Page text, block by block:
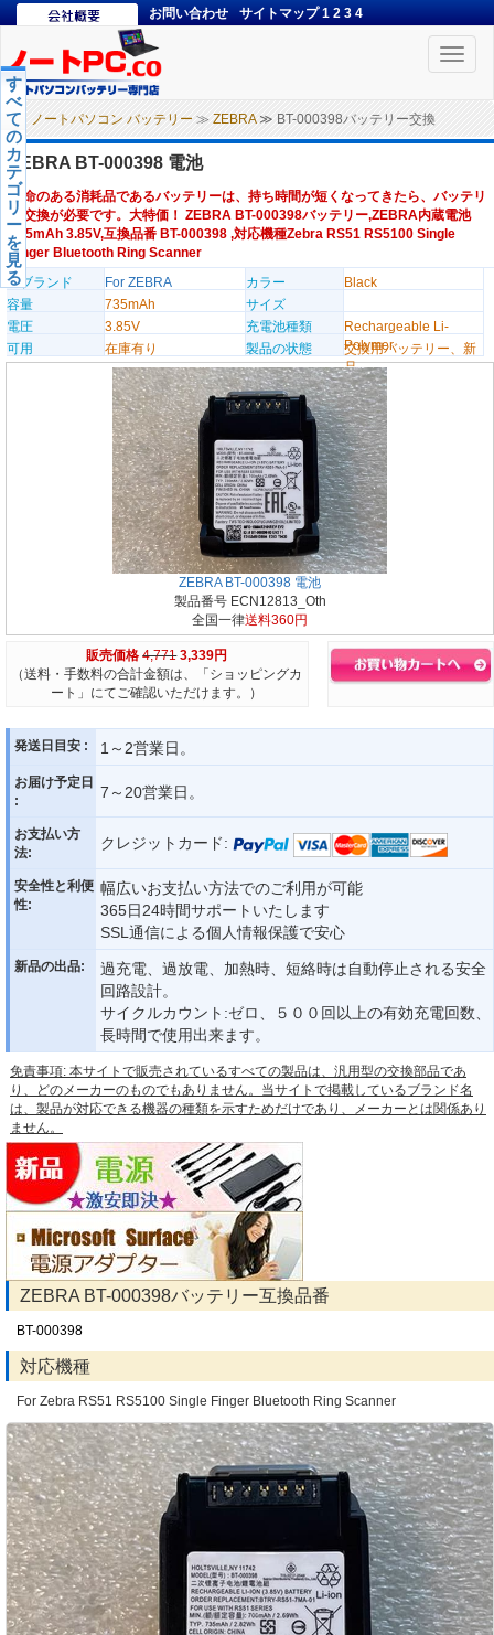
お問い合わせ サイトマップ 1 2 3 4
Toggle
ノートパソコン バッテリー ≫ ZEBRA≫ BT-000398バッテリー交換
す
べ
て
の
カ
テ
ゴ
リ
ー
を
見
る
ZEBRA BT-000398 電池
寿命のある消耗品であるバッテリーは、持ち時間が短くなってきたら、バッテリ
ー交換が必要です。大特価！ ZEBRA BT-000398バッテリー,ZEBRA内蔵電池
735mAh 3.85V,互換品番 BT-000398 ,対応機種Zebra RS51 RS5100 Single
Finger Bluetooth Ring Scanner
のブランド
For ZEBRA カラー
Black
容量
735mAh
サイズ
電圧
3.85V 充電池種類
Rechargeable Li-
Polymer
可用 在庫有り 製品の状態
交換用バッテリー、新
品
ZEBRA BT-000398 電池
製品番号 ECN12813_Oth
全国一律送料360円
販売価格 4,771 3,339円
（送料・手数料の合計金額は、「ショッピングカ
ート」にてご確認いただけます。）
発送日目安 : 1～2営業日。
お届け予定日
:
7～20営業日。
お支払い方
法:
クレジットカード:
安全性と利便
性:
幅広いお支払い方法でのご利用が可能
365日24時間サポートいたします
SSL通信による個人情報保護で安心
新品の出品:
過充電、過放電、加熱時、短絡時は自動停止される安全
回路設計。
サイクルカウント:ゼロ、５００回以上の有効充電回数、
長時間で使用出来ます。
免責事項: 本サイトで販売されているすべての製品は、汎用型の交換部品であ
り、どのメーカーのものでもありません。当サイトで掲載しているブランド名
は、製品が対応できる機器の種類を示すためだけであり、メーカーとは関係あり
ません。
ZEBRA BT-000398バッテリー互換品番
BT-000398
対応機種
For Zebra RS51 RS5100 Single Finger Bluetooth Ring Scanner